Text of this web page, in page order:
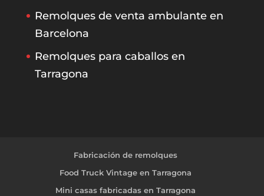
Remolques de venta ambulante en
Barcelona
Remolques para caballos en
Tarragona
Fabricación de remolques
Food Truck Vintage en Tarragona
Mini casas fabricadas en Tarragona